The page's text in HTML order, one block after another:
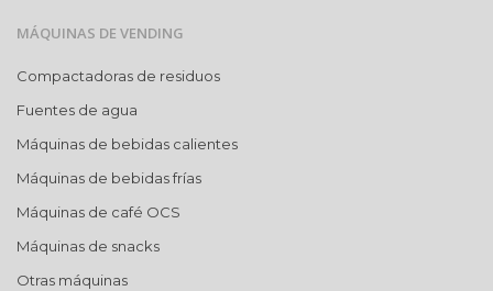
MÁQUINAS DE VENDING
Compactadoras de residuos
Fuentes de agua
Máquinas de bebidas calientes
Máquinas de bebidas frías
Máquinas de café OCS
Máquinas de snacks
Otras máquinas